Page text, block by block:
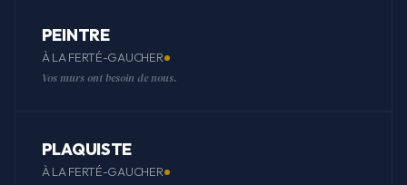
PEINTRE
À LA FERTÉ-GAUCHER
Vos murs ont besoin de nous.
PLAQUISTE
À LA FERTÉ-GAUCHER